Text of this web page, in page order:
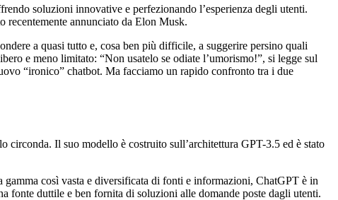
soluzioni innovative e perfezionando l’esperienza degli utenti.
annunciato da Elon Musk.
a quasi tutto e, cosa ben più difficile, a suggerire persino quali
e meno limitato: “Non usatelo se odiate l’umorismo!”, si legge sul
“ironico” chatbot. Ma facciamo un rapido confronto tra i due
circonda. Il suo modello è costruito sull’architettura GPT-3.5 ed è stato
così vasta e diversificata di fonti e informazioni, ChatGPT è in
fonte duttile e ben fornita di soluzioni alle domande poste dagli utenti.